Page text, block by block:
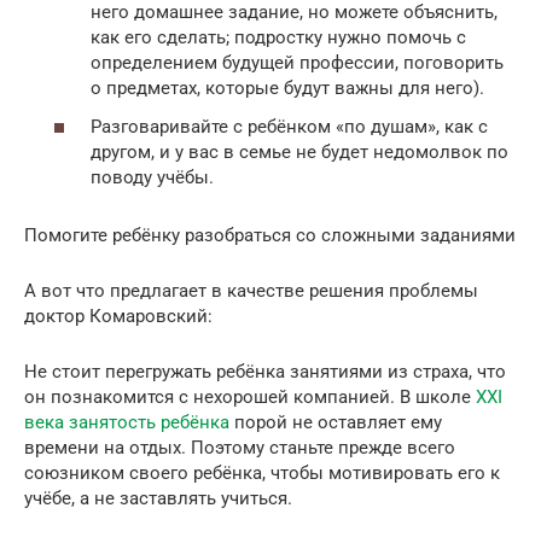
него домашнее задание, но можете объяснить,
как его сделать; подростку нужно помочь с
определением будущей профессии, поговорить
о предметах, которые будут важны для него).
Разговаривайте с ребёнком «по душам», как с
другом, и у вас в семье не будет недомолвок по
поводу учёбы.
Помогите ребёнку разобраться со сложными заданиями
А вот что предлагает в качестве решения проблемы
доктор Комаровский:
Не стоит перегружать ребёнка занятиями из страха, что
он познакомится с нехорошей компанией. В школе XXI
века занятость ребёнка порой не оставляет ему
времени на отдых. Поэтому станьте прежде всего
союзником своего ребёнка, чтобы мотивировать его к
учёбе, а не заставлять учиться.